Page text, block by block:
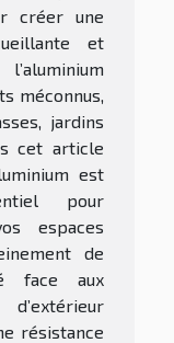
créer une
et
méconnus,
jardins
cet article
est
pour
espaces
de
face aux
résistance